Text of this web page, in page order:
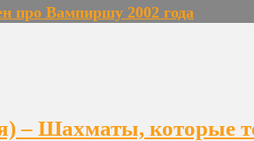
про Вампиршу 2002 года
– Шахматы, которые